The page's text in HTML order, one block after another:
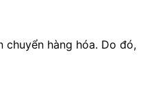
hàng hóa. Do đó,